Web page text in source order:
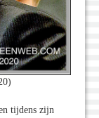
tijdens zijn